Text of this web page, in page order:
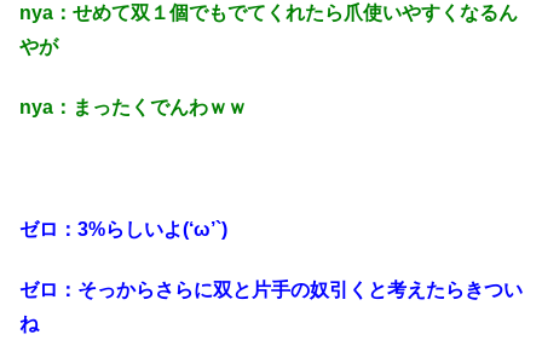
nya：せめて双１個でもでてくれたら爪使いやすくなるん
やが
nya：まったくでんわｗｗ
ゼロ：3%らしいよ(‘ω’`)
ゼロ：そっからさらに双と片手の奴引くと考えたらきつい
ね